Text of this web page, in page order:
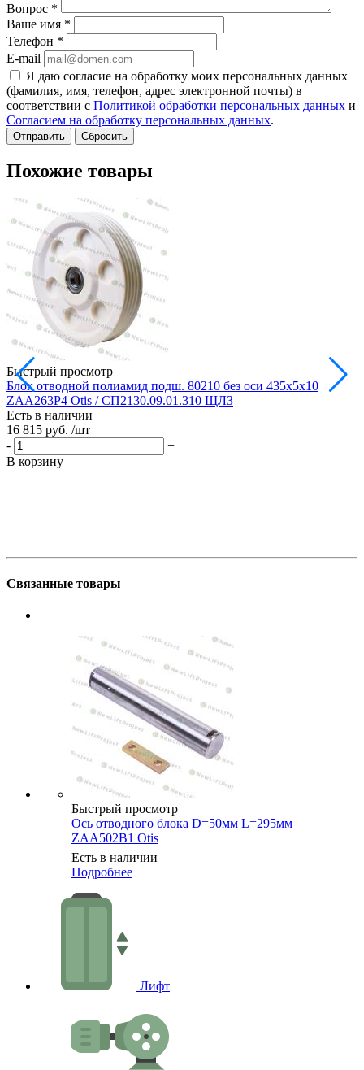
Вопрос *
Ваше имя *
Телефон *
E-mail
Я даю согласие на обработку моих персональных данных
(фамилия, имя, телефон, адрес электронной почты) в
соответствии с Политикой обработки персональных данных и
Согласием на обработку персональных данных.
Сбросить
Похожие товары
Быстрый просмотр
Блок отводной полиамид подш. 80210 без оси 435х5х10
ZAA263P4 Otis / СП2130.09.01.310 ЩЛЗ
Есть в наличии
16 815 руб. /шт
-
+
В корзину
Связанные товары
Быстрый просмотр
Ось отводного блока D=50мм L=295мм
ZAA502B1 Otis
Есть в наличии
Подробнее
Лифт